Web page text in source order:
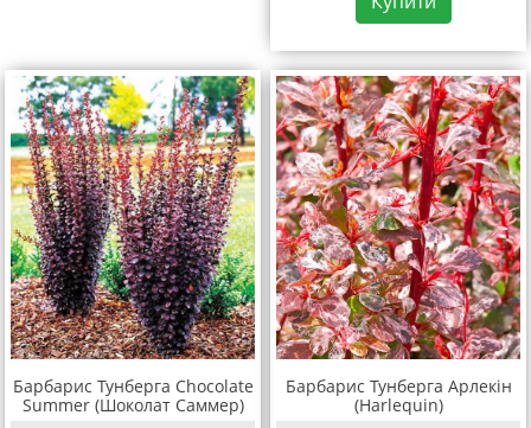
Барбарис Тунберга Chocolate
Summer (Шоколат Саммер)
Барбарис Тунберга Арлекін
(Harlequin)